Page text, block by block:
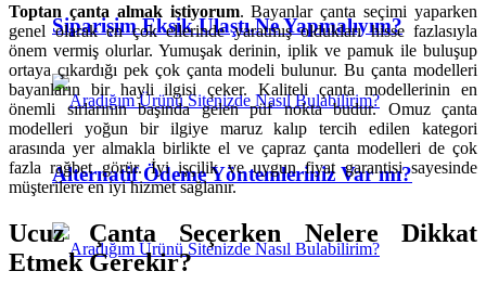
Siparişim Eksik Ulaştı.Ne Yapmalıyım?
Alternatif Ödeme Yöntemleriniz Var mı?
Toptan çanta almak istiyorum. Bayanlar çanta seçimi yaparken
genel olarak en çok ellerinde yaratmış oldukları hisse fazlasıyla
önem vermiş olurlar. Yumuşak derinin, iplik ve pamuk ile buluşup
ortaya çıkardığı pek çok çanta modeli bulunur. Bu çanta modelleri
bayanların bir hayli ilgisi çeker. Kaliteli çanta modellerinin en
önemli sırlarının başında gelen püf nokta budur. Omuz çanta
modelleri yoğun bir ilgiye maruz kalıp tercih edilen kategori
arasında yer almakla birlikte el ve çapraz çanta modelleri de çok
fazla rağbet görür. İyi işçilik ve uygun fiyat garantisi sayesinde
müşterilere en iyi hizmet sağlanır.
Ucuz Çanta Seçerken Nelere Dikkat
Etmek Gerekir?